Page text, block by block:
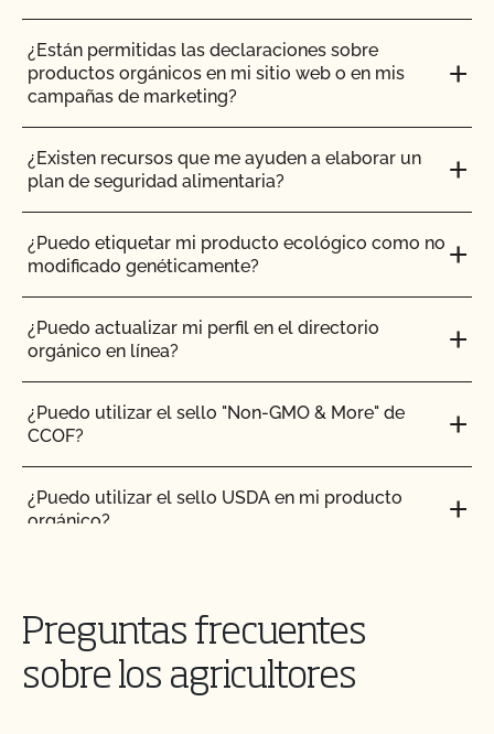
¿Están permitidas las declaraciones sobre
productos orgánicos en mi sitio web o en mis
campañas de marketing?
¿Existen recursos que me ayuden a elaborar un
plan de seguridad alimentaria?
¿Puedo etiquetar mi producto ecológico como no
modificado genéticamente?
¿Puedo actualizar mi perfil en el directorio
orgánico en línea?
¿Puedo utilizar el sello "Non-GMO & More" de
CCOF?
¿Puedo utilizar el sello USDA en mi producto
orgánico?
¿Puedo consultar mis saldos pendientes con el
CCOF y pagar en línea?
Preguntas frecuentes
sobre los agricultores